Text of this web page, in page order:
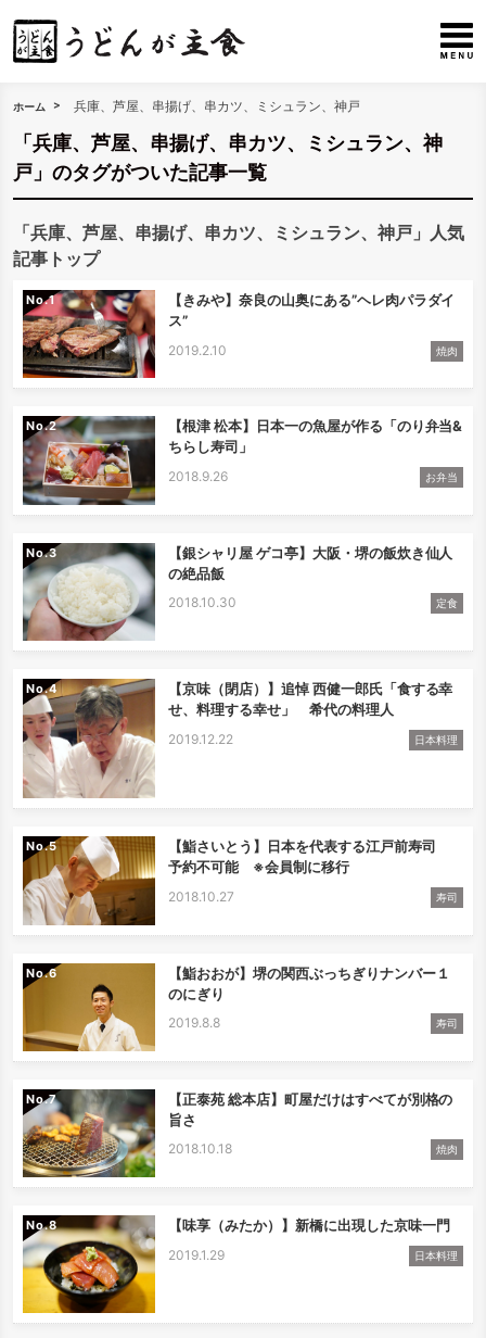
ホーム 兵庫、芦屋、串揚げ、串カツ、ミシュラン、神戸
「兵庫、芦屋、串揚げ、串カツ、ミシュラン、神
戸」のタグがついた記事一覧
「兵庫、芦屋、串揚げ、串カツ、ミシュラン、神戸」人気
記事トップ
No.
【きみや】奈良の山奥にある”ヘレ肉パラダイ
ス”
2019.2.10 焼肉
No.
【根津 松本】日本一の魚屋が作る「のり弁当&
ちらし寿司」
2018.9.26 お弁当
No.
【銀シャリ屋 ゲコ亭】大阪・堺の飯炊き仙人
の絶品飯
2018.10.30 定食
No.
【京味（閉店）】追悼 西健一郎氏「食する幸
せ、料理する幸せ」 希代の料理人
2019.12.22 日本料理
No.
【鮨さいとう】日本を代表する江戸前寿司
予約不可能 ※会員制に移行
2018.10.27 寿司
No.
【鮨おおが】堺の関西ぶっちぎりナンバー１
のにぎり
2019.8.8 寿司
No.
【正泰苑 総本店】町屋だけはすべてが別格の
旨さ
2018.10.18 焼肉
No. 【味享（みたか）】新橋に出現した京味一門
2019.1.29 日本料理